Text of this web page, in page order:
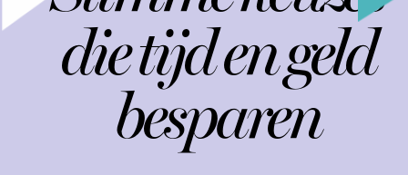
die tijd en geld
besparen